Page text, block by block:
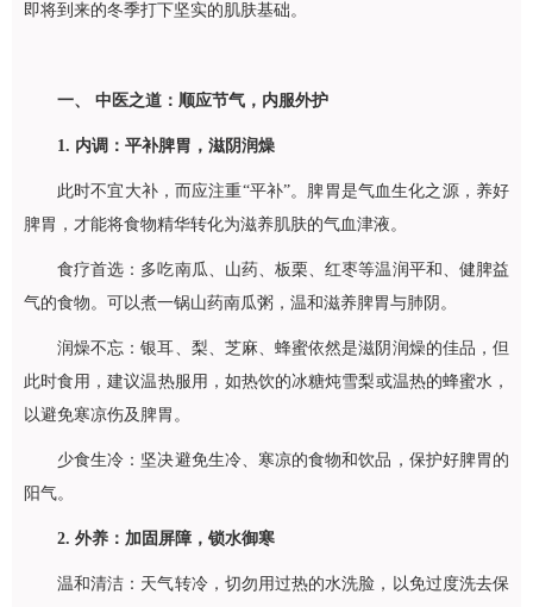
即将到来的冬季打下坚实的肌肤基础。
一、 中医之道：顺应节气，内服外护
1. 内调：平补脾胃，滋阴润燥
此时不宜大补，而应注重“平补”。脾胃是气血生化之源，养好
脾胃，才能将食物精华转化为滋养肌肤的气血津液。
食疗首选：多吃南瓜、山药、板栗、红枣等温润平和、健脾益
气的食物。可以煮一锅山药南瓜粥，温和滋养脾胃与肺阴。
润燥不忘：银耳、梨、芝麻、蜂蜜依然是滋阴润燥的佳品，但
此时食用，建议温热服用，如热饮的冰糖炖雪梨或温热的蜂蜜水，
以避免寒凉伤及脾胃。
少食生冷：坚决避免生冷、寒凉的食物和饮品，保护好脾胃的
阳气。
2. 外养：加固屏障，锁水御寒
温和清洁：天气转冷，切勿用过热的水洗脸，以免过度洗去保